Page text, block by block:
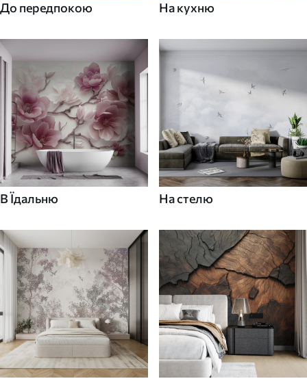
До передпокою На кухню
В Їдальню На стелю